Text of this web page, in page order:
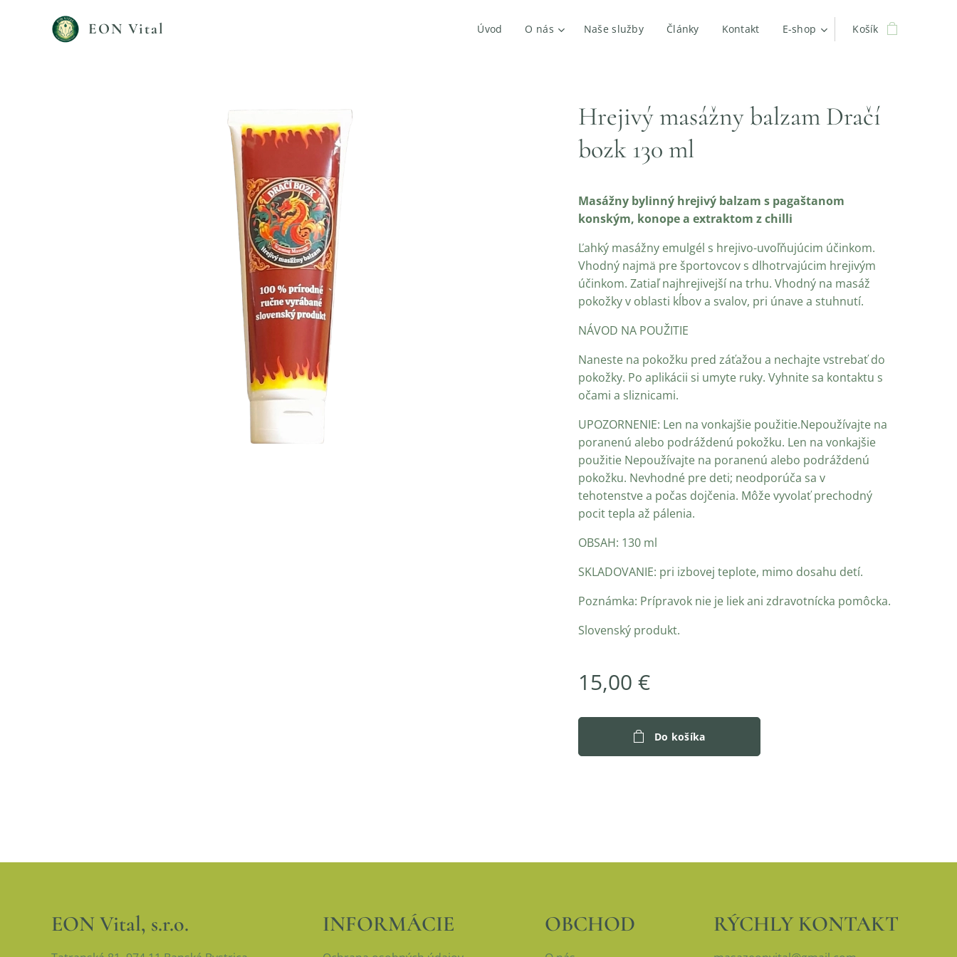
EON Vital Úvod O nás Naše služby Články Kontakt E-shop Košík
Hrejivý masážny balzam Dračí
bozk 130 ml
Masážny bylinný hrejivý balzam s pagaštanom
konským, konope a extraktom z chilli
Ľahký masážny emulgél s hrejivo-uvoľňujúcim účinkom.
Vhodný najmä pre športovcov s dlhotrvajúcim hrejivým
účinkom. Zatiaľ najhrejivejší na trhu. Vhodný na masáž
pokožky v oblasti kĺbov a svalov, pri únave a stuhnutí.
NÁVOD NA POUŽITIE
Naneste na pokožku pred záťažou a nechajte vstrebať do
pokožky. Po aplikácii si umyte ruky. Vyhnite sa kontaktu s
očami a sliznicami.
UPOZORNENIE: Len na vonkajšie použitie.Nepoužívajte na
poranenú alebo podráždenú pokožku. Len na vonkajšie
použitie Nepoužívajte na poranenú alebo podráždenú
pokožku. Nevhodné pre deti; neodporúča sa v
tehotenstve a počas dojčenia. Môže vyvolať prechodný
pocit tepla až pálenia.
OBSAH: 130 ml
SKLADOVANIE: pri izbovej teplote, mimo dosahu detí.
Poznámka: Prípravok nie je liek ani zdravotnícka pomôcka.
Slovenský produkt.
15,00 €
Do košíka
EON Vital, s.r.o. INFORMÁCIE OBCHOD RÝCHLY KONTAKT